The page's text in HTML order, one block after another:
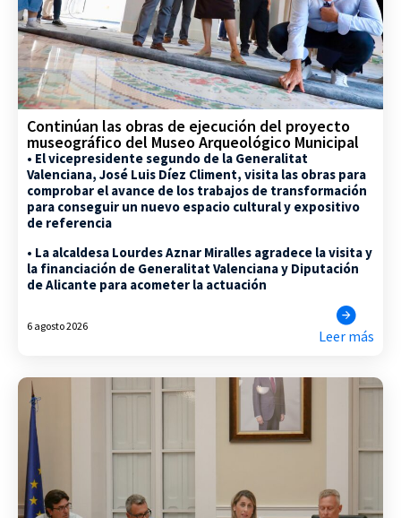
Continúan las obras de ejecución del proyecto
museográfico del Museo Arqueológico Municipal
• El vicepresidente segundo de la Generalitat
Valenciana, José Luis Díez Climent, visita las obras para
comprobar el avance de los trabajos de transformación
para conseguir un nuevo espacio cultural y expositivo
de referencia
• La alcaldesa Lourdes Aznar Miralles agradece la visita y
la financiación de Generalitat Valenciana y Diputación
de Alicante para acometer la actuación
6 agosto 2026
Leer más